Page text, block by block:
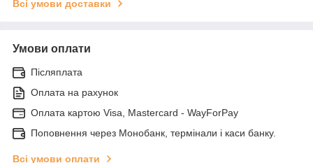
Всі умови доставки
Умови оплати
Післяплата
Оплата на рахунок
Оплата картою Visa, Mastercard - WayForPay
Поповнення через Монобанк, термінали і каси банку.
Всі умови оплати